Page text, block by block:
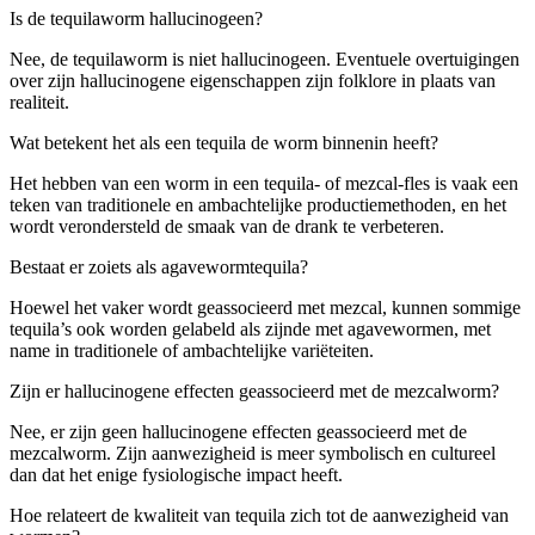
Is de tequilaworm hallucinogeen?
Nee, de tequilaworm is niet hallucinogeen. Eventuele overtuigingen
over zijn hallucinogene eigenschappen zijn folklore in plaats van
realiteit.
Wat betekent het als een tequila de worm binnenin heeft?
Het hebben van een worm in een tequila- of mezcal-fles is vaak een
teken van traditionele en ambachtelijke productiemethoden, en het
wordt verondersteld de smaak van de drank te verbeteren.
Bestaat er zoiets als agavewormtequila?
Hoewel het vaker wordt geassocieerd met mezcal, kunnen sommige
tequila’s ook worden gelabeld als zijnde met agavewormen, met
name in traditionele of ambachtelijke variëteiten.
Zijn er hallucinogene effecten geassocieerd met de mezcalworm?
Nee, er zijn geen hallucinogene effecten geassocieerd met de
mezcalworm. Zijn aanwezigheid is meer symbolisch en cultureel
dan dat het enige fysiologische impact heeft.
Hoe relateert de kwaliteit van tequila zich tot de aanwezigheid van